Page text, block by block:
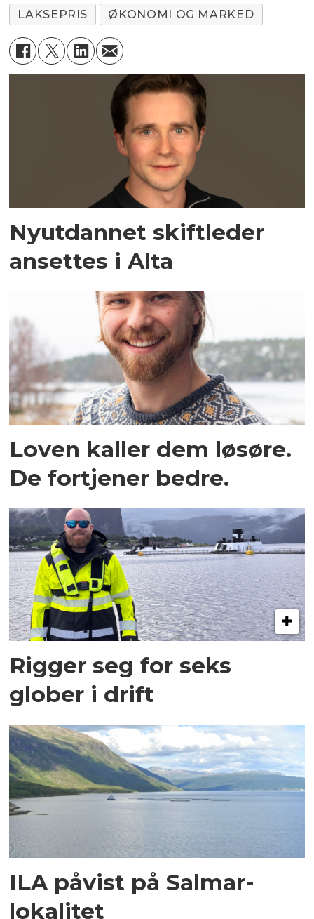
LAKSEPRIS ØKONOMI OG MARKED
Nyutdannet skiftleder
ansettes i Alta
Loven kaller dem løsøre.
De fortjener bedre.
Rigger seg for seks
glober i drift
ILA påvist på Salmar-
lokalitet